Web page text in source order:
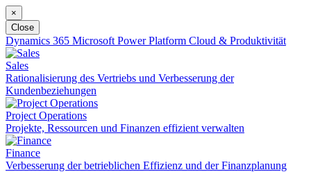
×
Close
Dynamics 365 Microsoft Power Platform Cloud & Produktivität
Sales
Rationalisierung des Vertriebs und Verbesserung der
Kundenbeziehungen
Project Operations
Projekte, Ressourcen und Finanzen effizient verwalten
Finance
Verbesserung der betrieblichen Effizienz und der Finanzplanung